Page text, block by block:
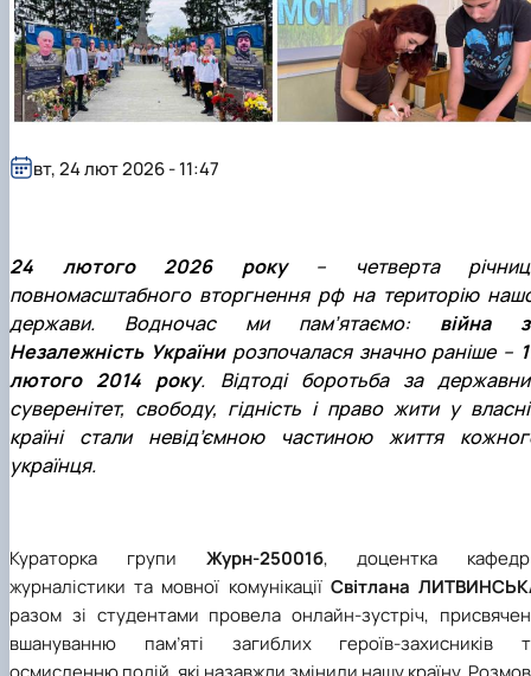
24 лютого 2026 року – четверта
повномасштабного вторгнення рф на територію
держави. Водночас ми пам’ятаємо: війна
Незалежність Українирозпочалася значно раніше –
лютого 2014 року. Відтоді боротьба за
суверенітет, свободу, гідність і право жити у
країні стали невід’ємною частиною життя
українця.
Кураторка групи Журн-25001б, доцентка
журналістики та мовної комунікації Світлана
разом зі студентами провела онлайн-зустріч,
вшануванню пам’яті загиблих героїв-захисників
вт, 24 лют 2026 - 11:47